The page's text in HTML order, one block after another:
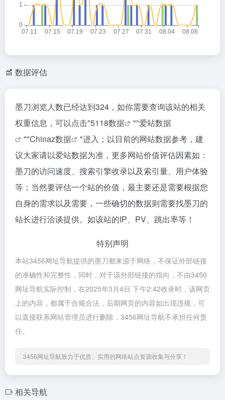
数据评估
墨刀浏览人数已经达到324，如你需要查询该站的相关
权重信息，可以点击"5118数据 ""爱站数据
""Chinaz数据
"进入；以目前的网站数据参考，建
议大家请以爱站数据为准，更多网站价值评估因素如：
墨刀的访问速度、搜索引擎收录以及索引量、用户体验
等；当然要评估一个站的价值，最主要还是需要根据您
自身的需求以及需要，一些确切的数据则需要找墨刀的
站长进行洽谈提供。如该站的IP、PV、跳出率等！
特别声明
本站3456网址导航提供的墨刀都来源于网络，不保证外部链接
的准确性和完整性，同时，对于该外部链接的指向，不由3456
网址导航实际控制，在2025年3月4日 下午2:42收录时，该网页
上的内容，都属于合规合法，后期网页的内容如出现违规，可
以直接联系网站管理员进行删除，3456网址导航不承担任何责
任。
3456网址导航致力于优质、实用的网络站点资源收集与分享！
相关导航